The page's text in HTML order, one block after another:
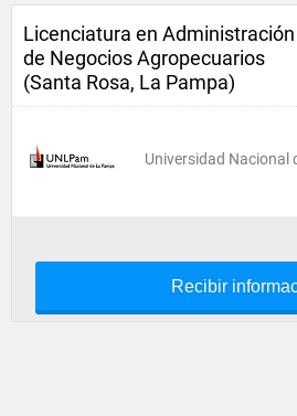
Licenciatura en Administración
de Negocios Agropecuarios
(Santa Rosa, La Pampa)
Universidad Nacional
Recibir